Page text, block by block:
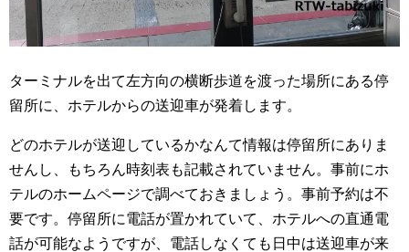
ターミナルを出て左方向の横断歩道を渡った場所にある停
留所に、ホテルからの送迎車が発着します。
どのホテルが送迎しているかなんて情報は停留所にありま
せんし、もちろん時刻表も記載されていません。事前にホ
テルのホームページで調べておきましょう。事前予約は不
要です。停留所に電話が置かれていて、ホテルへの直通電
話が可能なようですが、電話しなくても日中は送迎車が来